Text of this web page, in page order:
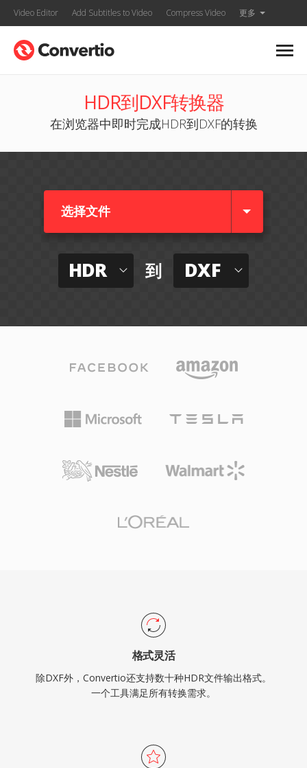
Video Editor Add Subtitles to Video Compress Video 更多
HDR到DXF转换器
在浏览器中即时完成HDR到DXF的转换
选择文件
HDR 到 DXF
格式灵活
除DXF外，Convertio还支持数十种HDR文件输出格式。
一个工具满足所有转换需求。